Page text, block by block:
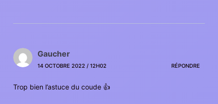
Gaucher
14 OCTOBRE 2022 / 12H02 RÉPONDRE
Trop bien l’astuce du coude 👍